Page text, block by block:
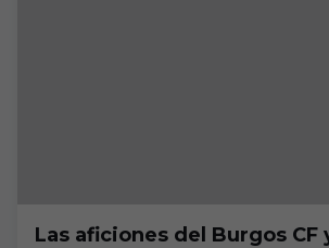
Las aficiones del Burgos CF